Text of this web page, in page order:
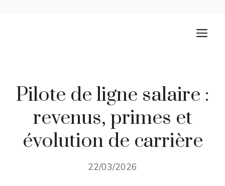
Pilote de ligne salaire :
revenus, primes et
évolution de carrière
22/03/2026